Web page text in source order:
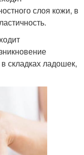
слоя кожи, в
складках ладошек,